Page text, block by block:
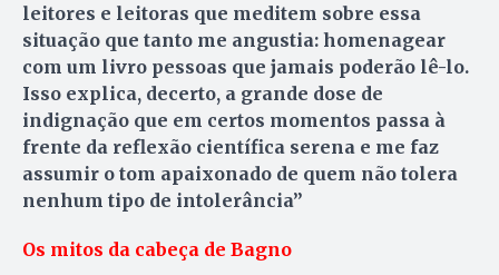
leitores e leitoras que meditem sobre essa
situação que tanto me angustia: homenagear
com um livro pessoas que jamais poderão lê-lo.
Isso explica, decerto, a grande dose de
indignação que em certos momentos passa à
frente da reflexão científica serena e me faz
assumir o tom apaixonado de quem não tolera
nenhum tipo de intolerância”
Os mitos da cabeça de Bagno